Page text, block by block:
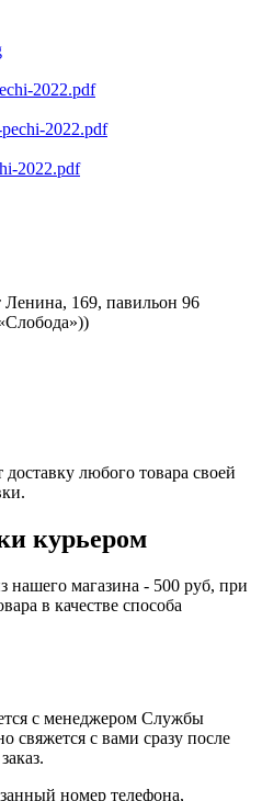
2022.pdf
2022.pdf
2022.pdf
Ленина, 169, павильон 96
любого товара своей
курьером
нашего магазина - 500 руб, при
в качестве способа
с менеджером Службы
свяжется с вами сразу после
номер телефона,